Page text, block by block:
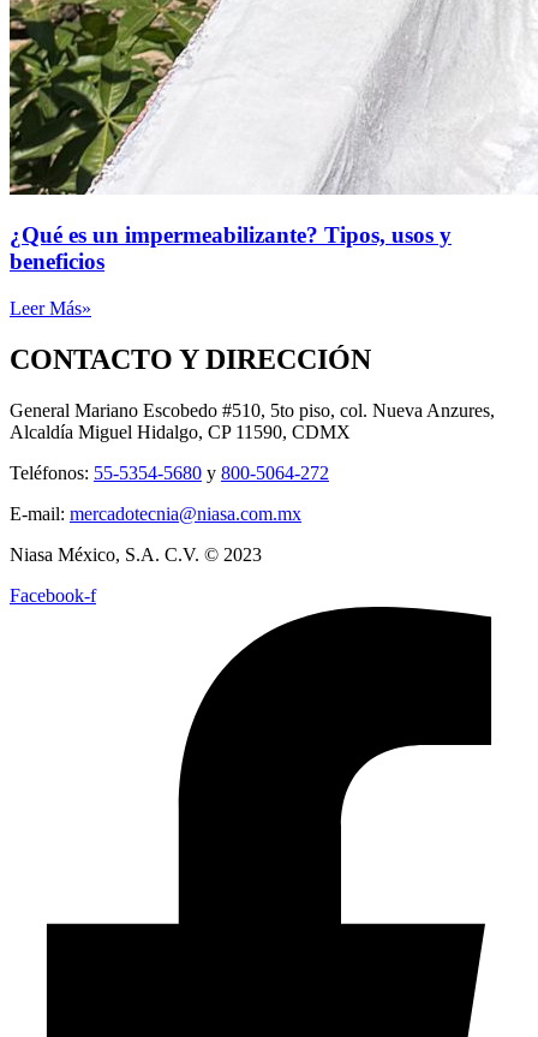
¿Qué es un impermeabilizante? Tipos, usos y
beneficios
Leer Más»
CONTACTO Y DIRECCIÓN
General Mariano Escobedo #510, 5to piso, col. Nueva Anzures,
Alcaldía Miguel Hidalgo, CP 11590, CDMX
Teléfonos: 55-5354-5680 y 800-5064-272
E-mail: mercadotecnia@niasa.com.mx
Niasa México, S.A. C.V. © 2023
Facebook-f